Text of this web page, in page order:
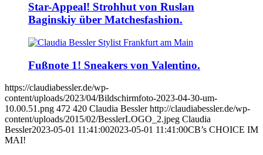
Star-Appeal! Strohhut von Ruslan
Baginskiy über Matchesfashion.
Fußnote 1! Sneakers von Valentino.
https://claudiabessler.de/wp-
content/uploads/2023/04/Bildschirmfoto-2023-04-30-um-
10.00.51.png 472 420 Claudia Bessler http://claudiabessler.de/wp-
content/uploads/2015/02/BesslerLOGO_2.jpeg Claudia
Bessler2023-05-01 11:41:002023-05-01 11:41:00CB’s CHOICE IM
MAI!